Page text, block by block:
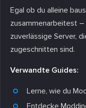
Egal ob du alleine
zusammenarbeitest
zuverlässige Server,
zugeschnitten sind.
Verwandte Guides:
Lerne, wie du
Entdecke